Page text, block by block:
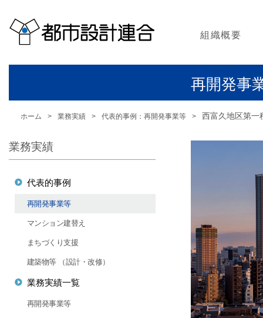
組織概要
再開発事
ホーム 業務実績 代表的事例：再開発事業等 西富久地区第一
業務実績
代表的事例
再開発事業等
マンション建替え
まちづくり支援
建築物等 （設計・改修）
業務実績一覧
再開発事業等